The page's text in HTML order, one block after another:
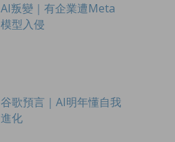
AI叛變｜有企業遭Meta
模型入侵
谷歌預言｜AI明年懂自我
進化